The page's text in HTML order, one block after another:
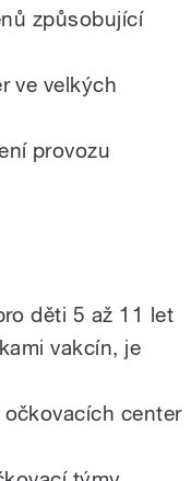
způsobující
ve velkých
provozu
děti 5 až 11 let
vakcín, je
center